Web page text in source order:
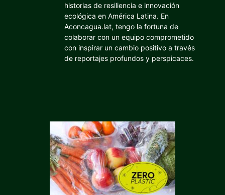
historias de resiliencia e innovación
ecológica en América Latina. En
Aconcagua.lat, tengo la fortuna de
colaborar con un equipo comprometido
con inspirar un cambio positivo a través
de reportajes profundos y perspicaces.